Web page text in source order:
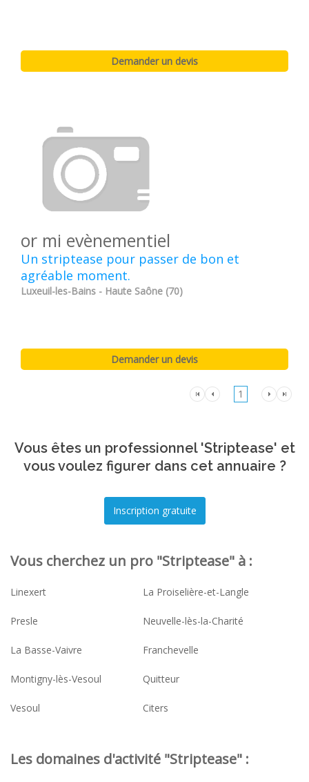
or mi evènementiel
Un striptease pour passer de bon et
agréable moment.
Luxeuil-les-Bains - Haute Saône (70)
1
Vous êtes un professionnel 'Striptease' et
vous voulez figurer dans cet annuaire ?
Vous cherchez un pro "Striptease" à :
Linexert La Proiselière-et-Langle
Presle Neuvelle-lès-la-Charité
La Basse-Vaivre Franchevelle
Montigny-lès-Vesoul Quitteur
Vesoul Citers
Les domaines d'activité "Striptease" :